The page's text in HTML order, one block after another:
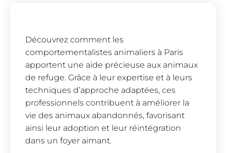
Découvrez comment les
comportementalistes animaliers à Paris
apportent une aide précieuse aux animaux
de refuge. Grâce à leur expertise et à leurs
techniques d’approche adaptées, ces
professionnels contribuent à améliorer la
vie des animaux abandonnés, favorisant
ainsi leur adoption et leur réintégration
dans un foyer aimant.